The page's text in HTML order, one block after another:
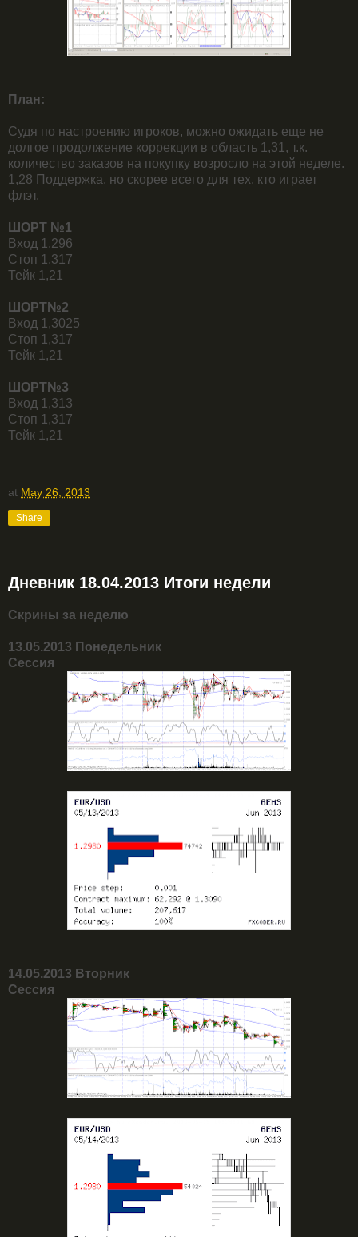
План:
Судя по настроению игроков, можно ожидать еще не
долгое продолжение коррекции в область 1,31, т.к.
количество заказов на покупку возросло на этой неделе.
1,28 Поддержка, но скорее всего для тех, кто играет
флэт.
ШОРТ №1
Вход 1,296
Стоп 1,317
Тейк 1,21
ШОРТ№2
Вход 1,3025
Стоп 1,317
Тейк 1,21
ШОРТ№3
Вход 1,313
Стоп 1,317
Тейк 1,21
at May 26, 2013
Share
Дневник 18.04.2013 Итоги недели
Скрины за неделю
13.05.2013 Понедельник
Сессия
14.05.2013 Вторник
Сессия